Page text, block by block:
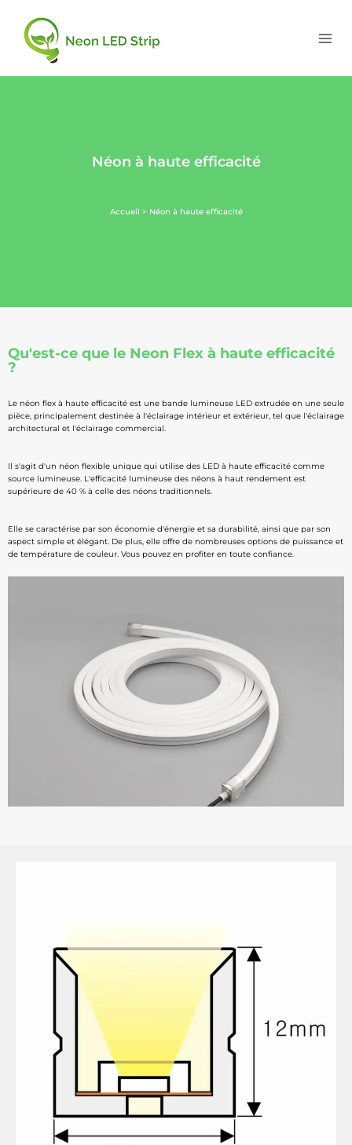
Néon à haute efficacité
Accueil > Néon à haute efficacité
Qu'est-ce que le Neon Flex à haute efficacité
?
Le néon flex à haute efficacité est une bande lumineuse LED extrudée en une seule
pièce, principalement destinée à l'éclairage intérieur et extérieur, tel que l'éclairage
architectural et l'éclairage commercial.
Il s'agit d'un néon flexible unique qui utilise des LED à haute efficacité comme
source lumineuse. L'efficacité lumineuse des néons à haut rendement est
supérieure de 40 % à celle des néons traditionnels.
Elle se caractérise par son économie d'énergie et sa durabilité, ainsi que par son
aspect simple et élégant. De plus, elle offre de nombreuses options de puissance et
de température de couleur. Vous pouvez en profiter en toute confiance.